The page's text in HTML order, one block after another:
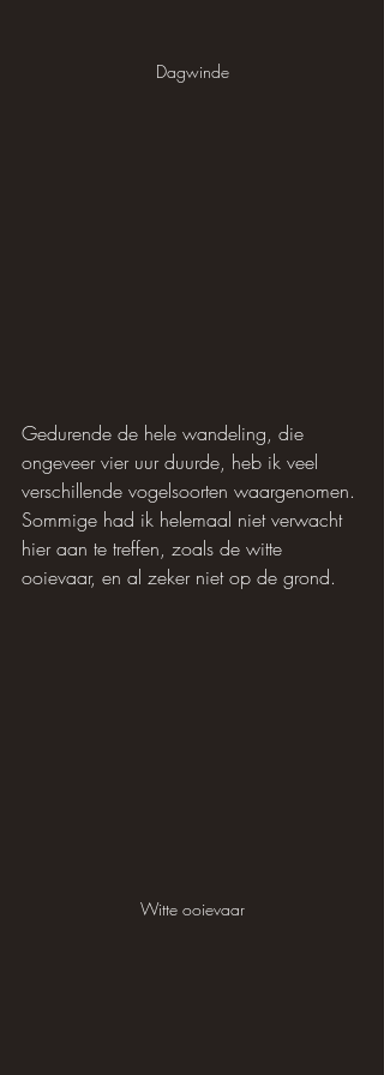
Dagwinde
Gedurende de hele wandeling, die
ongeveer vier uur duurde, heb ik veel
verschillende vogelsoorten waargenomen.
Sommige had ik helemaal niet verwacht
hier aan te treffen, zoals de witte
ooievaar, en al zeker niet op de grond.
Witte ooievaar